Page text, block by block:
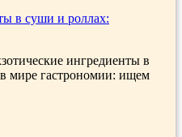
в суши и роллах:
ингредиенты в
мире гастрономии: ищем